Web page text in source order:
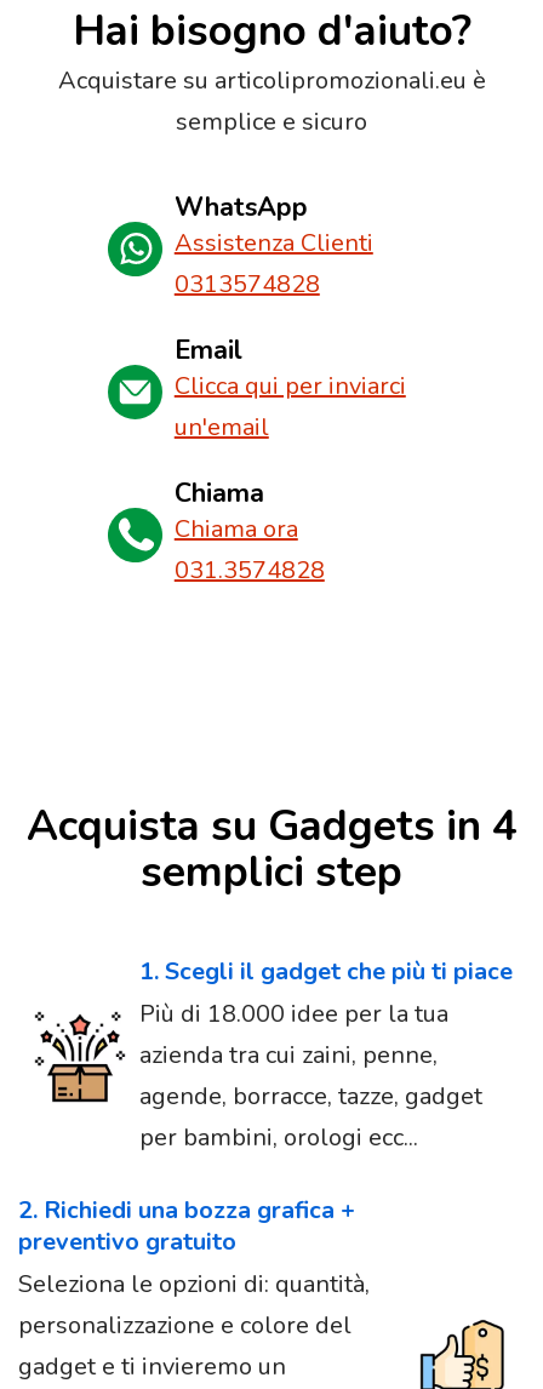
Hai bisogno d'aiuto?
Acquistare su articolipromozionali.eu è
semplice e sicuro
WhatsApp
Assistenza Clienti
0313574828
Email
Clicca qui per inviarci
un'email
Chiama
Chiama ora
031.3574828
Acquista su Gadgets in 4
semplici step
1. Scegli il gadget che più ti piace
Più di 18.000 idee per la tua
azienda tra cui zaini, penne,
agende, borracce, tazze, gadget
per bambini, orologi ecc...
2. Richiedi una bozza grafica +
preventivo gratuito
Seleziona le opzioni di: quantità,
personalizzazione e colore del
gadget e ti invieremo un